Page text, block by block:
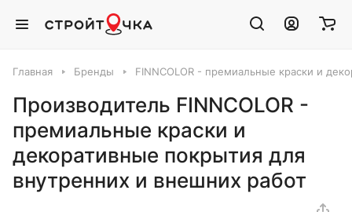
Главная Бренды FINNCOLOR - премиальные краски и
Производитель FINNCOLOR -
премиальные краски и
декоративные покрытия для
внутренних и внешних работ